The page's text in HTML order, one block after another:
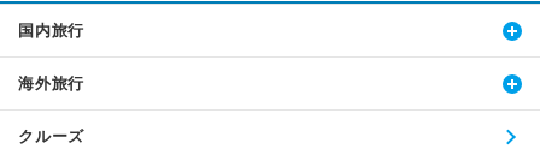
国内旅行
海外旅行
クルーズ